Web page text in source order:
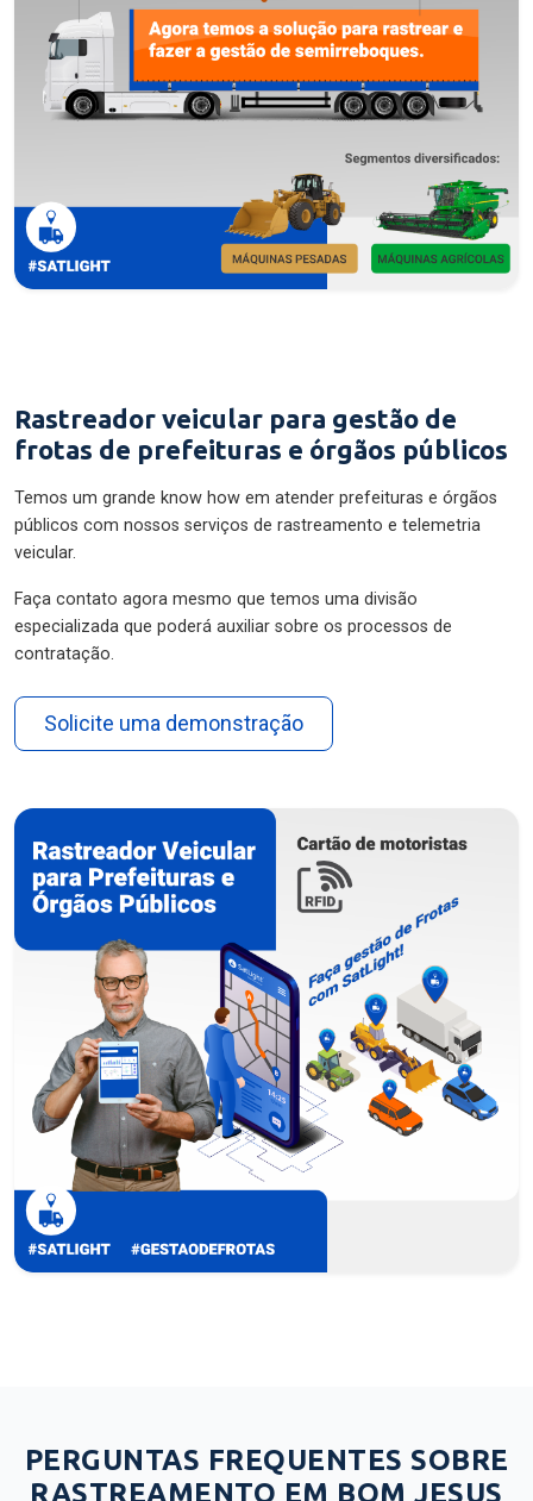
Rastreador veicular para gestão de
frotas de prefeituras e órgãos públicos
Temos um grande know how em atender prefeituras e órgãos
públicos com nossos serviços de rastreamento e telemetria
veicular.
Faça contato agora mesmo que temos uma divisão
especializada que poderá auxiliar sobre os processos de
contratação.
Solicite uma demonstração
PERGUNTAS FREQUENTES SOBRE
RASTREAMENTO EM BOM JESUS